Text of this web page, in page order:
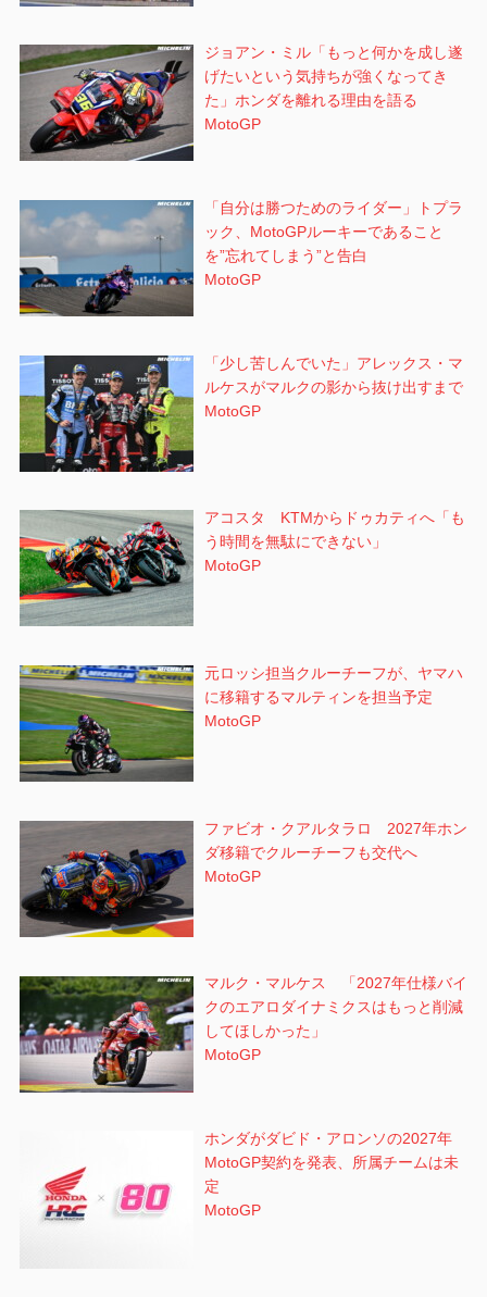
ジョアン・ミル「もっと何かを成し遂
げたいという気持ちが強くなってき
た」ホンダを離れる理由を語る
MotoGP
「自分は勝つためのライダー」トプラ
ック、MotoGPルーキーであること
を”忘れてしまう”と告白
MotoGP
「少し苦しんでいた」アレックス・マ
ルケスがマルクの影から抜け出すまで
MotoGP
アコスタ KTMからドゥカティへ「も
う時間を無駄にできない」
MotoGP
元ロッシ担当クルーチーフが、ヤマハ
に移籍するマルティンを担当予定
MotoGP
ファビオ・クアルタラロ 2027年ホン
ダ移籍でクルーチーフも交代へ
MotoGP
マルク・マルケス 「2027年仕様バイ
クのエアロダイナミクスはもっと削減
してほしかった」
MotoGP
ホンダがダビド・アロンソの2027年
MotoGP契約を発表、所属チームは未
定
MotoGP